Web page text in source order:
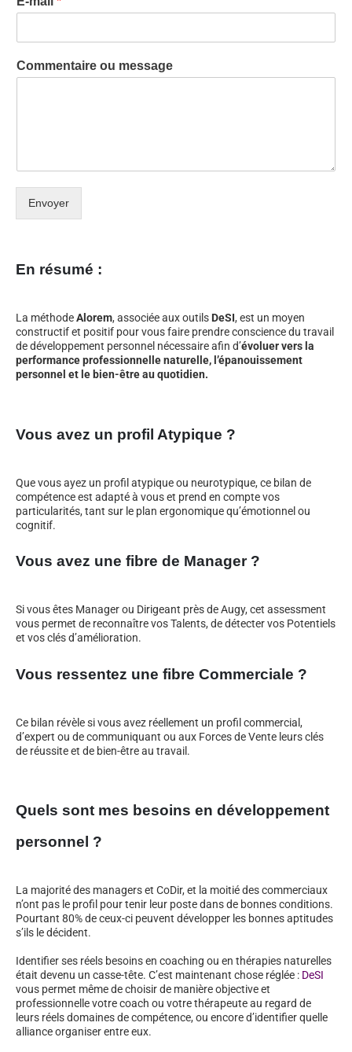
Commentaire ou message
Envoyer
En résumé :
La méthodeAlorem, associée aux outils DeSI, est un moyen
constructif et positif pour vous faire prendre conscience du travail
de développement personnel nécessaire afin d’évoluer vers la
performance professionnelle naturelle, l’épanouissement
personnel et le bien-être au quotidien.
Vous avez un profil Atypique ?
Que vous ayez un profil atypique ou neurotypique, ce bilan de
compétence est adapté à vous et prend en compte vos
particularités, tant sur le plan ergonomique qu’émotionnel ou
cognitif.
Vous avez une fibre de Manager ?
Si vous êtes Manager ou Dirigeant près de Augy, cet assessment
vous permet de reconnaître vos Talents, de détecter vos Potentiels
et vos clés d’amélioration.
Vous ressentez une fibre Commerciale ?
Ce bilan révèle si vous avez réellement un profil commercial,
d’expert ou de communiquant ou aux Forces de Vente leurs clés
de réussite et de bien-être au travail.
Quels sont mes besoins en développement
personnel ?
La majorité des managers et CoDir, et la moitié des commerciaux
n’ont pas le profil pour tenir leur poste dans de bonnes conditions.
Pourtant 80% de ceux-ci peuvent développer les bonnes aptitudes
s’ils le décident.
Identifier ses réels besoins en coaching ou en thérapies naturelles
était devenu un casse-tête. C’est maintenant chose réglée : DeSI
vous permet même de choisir de manière objective et
professionnelle votre coach ou votre thérapeute au regard de
leurs réels domaines de compétence, ou encore d’identifier quelle
alliance organiser entre eux.